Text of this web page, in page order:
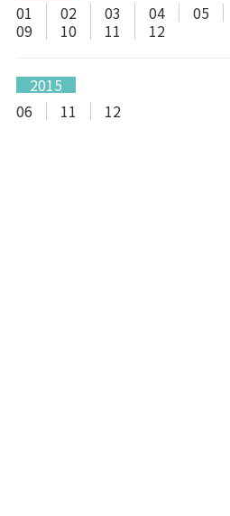
01
02 03 04 05
09
10 11 12
2015
06
11 12